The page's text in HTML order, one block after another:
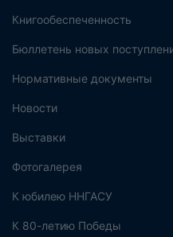
Книгообеспеченность
Бюллетень новых
Нормативные документы
Новости
Выставки
Фотогалерея
К юбилею ННГАСУ
К 80-летию Победы